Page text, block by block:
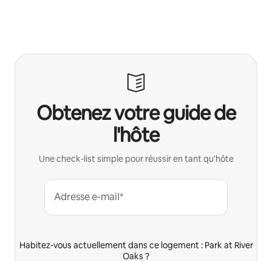
Obtenez votre guide de
l'hôte
Une check-list simple pour réussir en tant qu'hôte
Adresse e-mail*
Habitez-vous actuellement dans ce logement : Park at River
Oaks ?